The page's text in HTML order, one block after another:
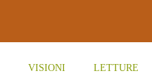
VISIONI LETTURE